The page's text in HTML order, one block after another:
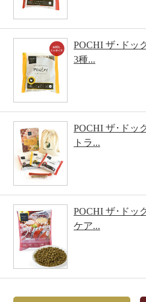
POCHI ザ･ドッ
3種...
POCHI ザ･ドッ
トラ...
POCHI ザ･ドッ
ケア...